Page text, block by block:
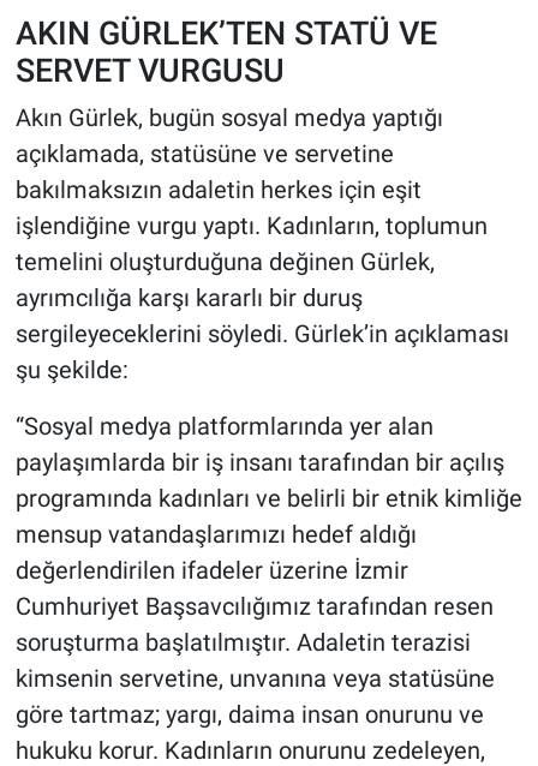
AKIN GÜRLEK’TEN STATÜ VE
SERVET VURGUSU
Akın Gürlek, bugün sosyal medya yaptığı
açıklamada, statüsüne ve servetine
bakılmaksızın adaletin herkes için eşit
işlendiğine vurgu yaptı. Kadınların, toplumun
temelini oluşturduğuna değinen Gürlek,
ayrımcılığa karşı kararlı bir duruş
sergileyeceklerini söyledi. Gürlek’in açıklaması
şu şekilde:
“Sosyal medya platformlarında yer alan
paylaşımlarda bir iş insanı tarafından bir açılış
programında kadınları ve belirli bir etnik kimliğe
mensup vatandaşlarımızı hedef aldığı
değerlendirilen ifadeler üzerine İzmir
Cumhuriyet Başsavcılığımız tarafından resen
soruşturma başlatılmıştır. Adaletin terazisi
kimsenin servetine, unvanına veya statüsüne
göre tartmaz; yargı, daima insan onurunu ve
hukuku korur. Kadınların onurunu zedeleyen,